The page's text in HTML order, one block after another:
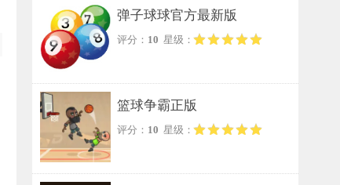
弹子球球官方最新版
评分： 10 星级：
篮球争霸正版
评分： 10 星级：